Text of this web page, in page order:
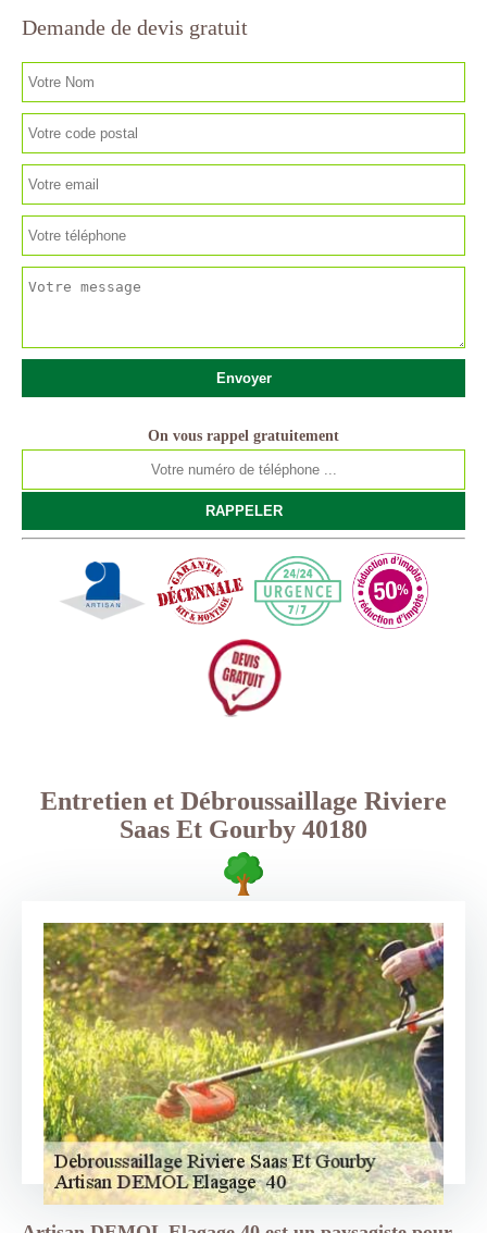
Demande de devis gratuit
On vous rappel gratuitement
Entretien et Débroussaillage Riviere
Saas Et Gourby 40180